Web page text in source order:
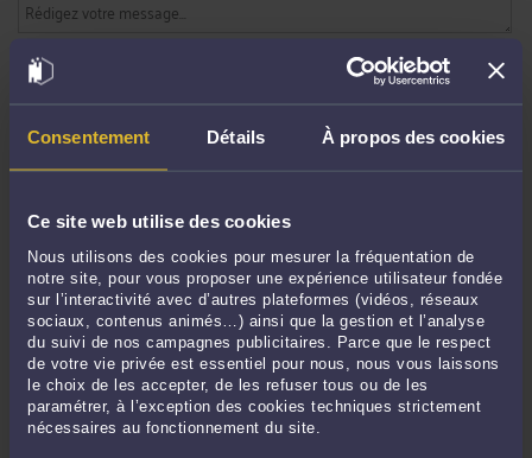
Consentement Détails À propos des cookies
Ce site web utilise des cookies
Nous utilisons des cookies pour mesurer la fréquentation de
notre site, pour vous proposer une expérience utilisateur fondée
sur l’interactivité avec d’autres plateformes (vidéos, réseaux
sociaux, contenus animés…) ainsi que la gestion et l’analyse
du suivi de nos campagnes publicitaires. Parce que le respect
de votre vie privée est essentiel pour nous, nous vous laissons
le choix de les accepter, de les refuser tous ou de les
paramétrer, à l’exception des cookies techniques strictement
nécessaires au fonctionnement du site.
ENVOYER
Pas de contribution, soyez le premier
CONTACTER ME CARLUIS
PRENDRE RDV EN CABINET
CONSULTER PAR VIDÉO